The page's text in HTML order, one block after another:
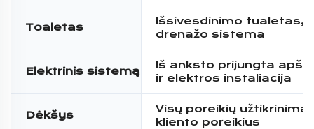
Toaletas
Išsivesdinimo tualetas,
drenažo sistema
Elektrinis sistemą
Iš anksto prijungta
ir elektros instaliacija
Dėkšys
Visų poreikių
kliento poreikius